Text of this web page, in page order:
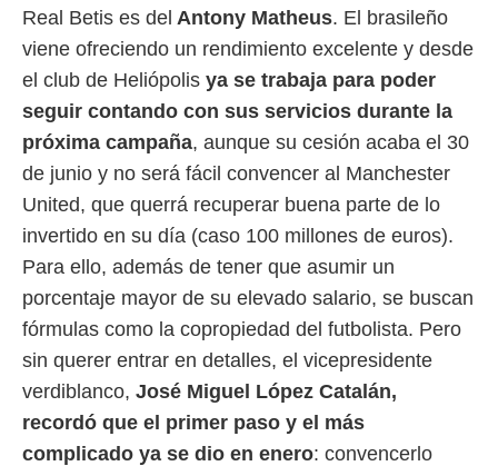
de
cookies
aceptar
sitio
te
Real Betis es del Antony Matheus. El brasileño
viene ofreciendo un rendimiento excelente y desde
el club de Heliópolis ya se trabaja para poder
seguir contando con sus servicios durante la
próxima campaña, aunque su cesión acaba el 30
de junio y no será fácil convencer al Manchester
United, que querrá recuperar buena parte de lo
invertido en su día (caso 100 millones de euros).
Para ello, además de tener que asumir un
porcentaje mayor de su elevado salario, se buscan
fórmulas como la copropiedad del futbolista. Pero
sin querer entrar en detalles, el vicepresidente
verdiblanco, José Miguel López Catalán,
recordó que el primer paso y el más
complicado ya se dio en enero: convencerlo